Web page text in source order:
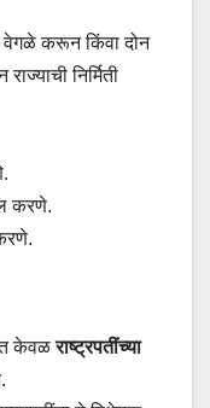
वेगळे करून किंवा दोन
निर्मिती
करणे.
केवळराष्ट्रपतींच्या